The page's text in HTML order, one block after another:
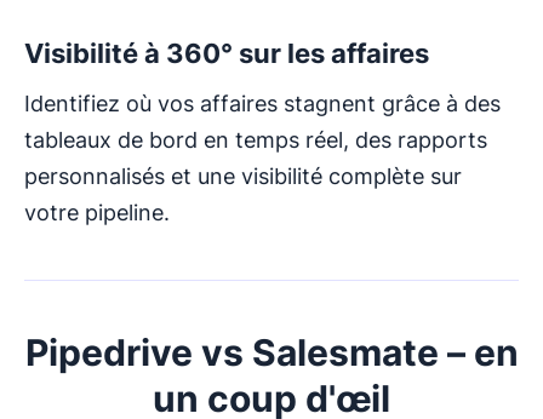
Visibilité à 360° sur les affaires
Identifiez où vos affaires stagnent grâce à des
tableaux de bord en temps réel, des rapports
personnalisés et une visibilité complète sur
votre pipeline.
Pipedrive vs Salesmate – en
un coup d'œil